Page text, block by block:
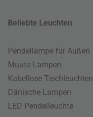
Beliebte Leuchten
Pendellampe für Außen
Muuto Lampen
Kabellose Tischleuchten
Dänische Lampen
LED Pendelleuchte